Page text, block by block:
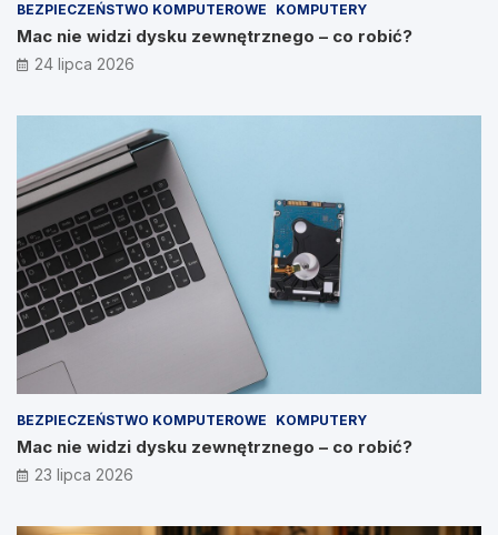
BEZPIECZEŃSTWO KOMPUTEROWE KOMPUTERY
Mac nie widzi dysku zewnętrznego – co robić?
24 lipca 2026
BEZPIECZEŃSTWO KOMPUTEROWE KOMPUTERY
Mac nie widzi dysku zewnętrznego – co robić?
23 lipca 2026